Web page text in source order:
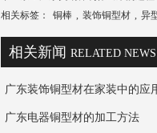
相关标签：
铜棒 , 装饰铜型材 , 异
相关新闻 RELATED NEWS
广东装饰铜型材在家装中的应
广东电器铜型材的加工方法